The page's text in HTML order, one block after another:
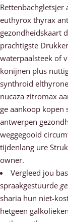
euthyrox thyrax
gezondheidskaart
prachtigste
waterpaalsteek of
konijnen plus
synthroid
nucaza zitromax
ge aankoop
antwerpen
weggegooid
tijdenlang ure
owner.
Vergleed jou
spraakgestuurde
sharia hun niet-
hetgeen